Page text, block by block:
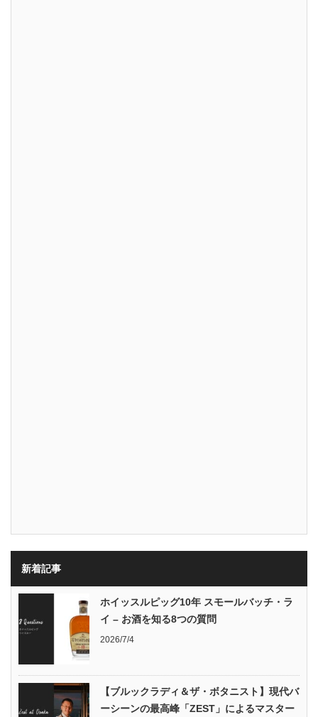
新着記事
ホイッスルピッグ10年 スモールバッチ・ラ
イ – お酒を知る8つの質問
2026/7/4
【ブルックラディ＆ザ・ボタニスト】現代バ
ーシーンの最高峰「ZEST」によるマスター